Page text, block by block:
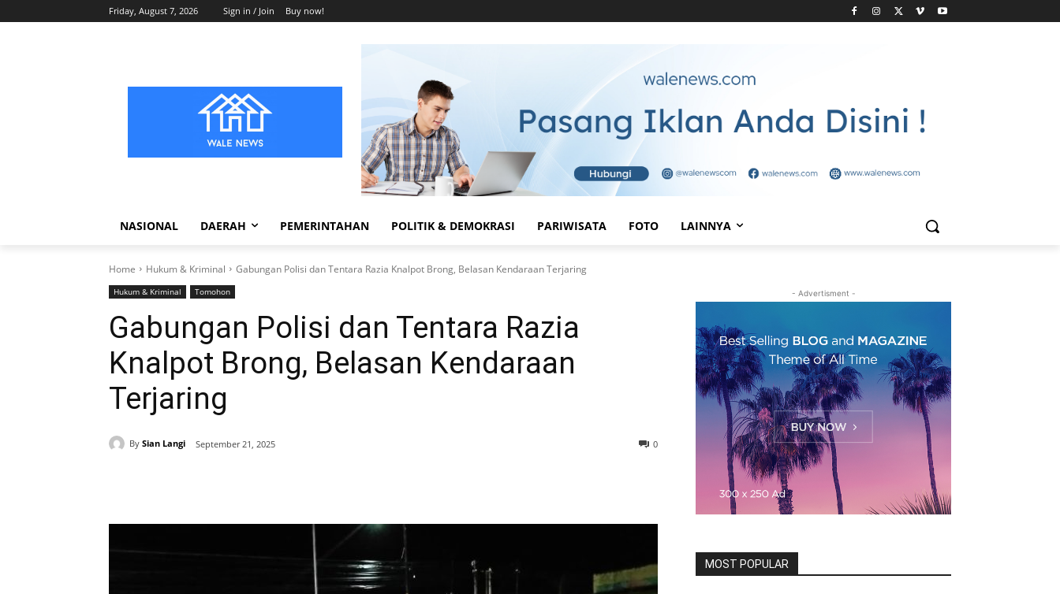
Friday, August 7, 2026 Sign in / Join Buy now!
NASIONAL DAERAH PEMERINTAHAN POLITIK & DEMOKRASI PARIWISATA FOTO LAINNYA
Home Hukum & Kriminal Gabungan Polisi dan Tentara Razia Knalpot Brong, Belasan Kendaraan Terjaring
Hukum & Kriminal Tomohon
Gabungan Polisi dan Tentara Razia
Knalpot Brong, Belasan Kendaraan
Terjaring
By Sian Langi September 21, 2025 0
- Advertisment -
MOST POPULAR